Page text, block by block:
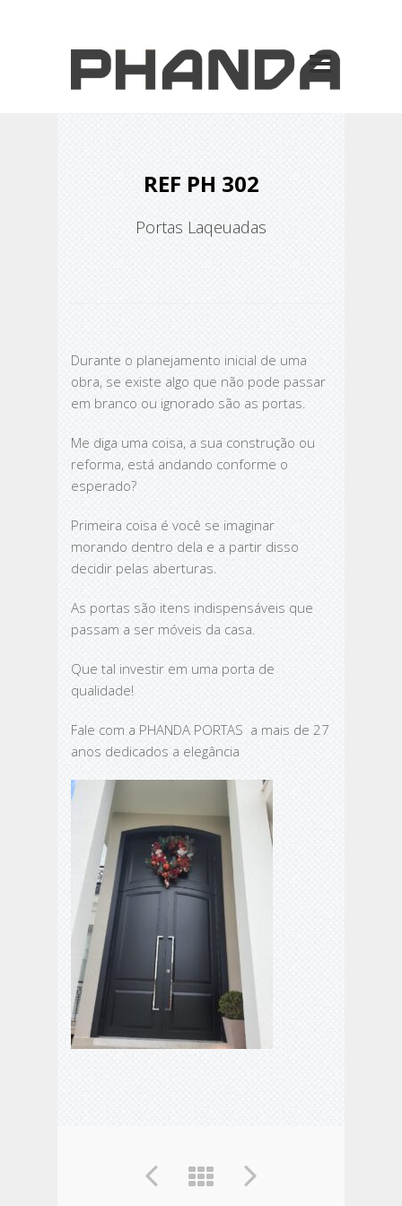
REF PH 302
Portas Laqeuadas
Durante o planejamento inicial de uma
obra, se existe algo que não pode passar
em branco ou ignorado são as portas.
Me diga uma coisa, a sua construção ou
reforma, está andando conforme o
esperado?
Primeira coisa é você se imaginar
morando dentro dela e a partir disso
decidir pelas aberturas.
As portas são itens indispensáveis que
passam a ser móveis da casa.
Que tal investir em uma porta de
qualidade!
Fale com a PHANDA PORTAS a mais de 27
anos dedicados a elegância